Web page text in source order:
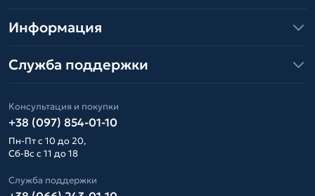
Информация
Служба поддержки
Консультация и покупки
+38 (097) 854-01-10
Пн-Пт с 10 до 20,
Сб-Вс с 11 до 18
Служба поддержки